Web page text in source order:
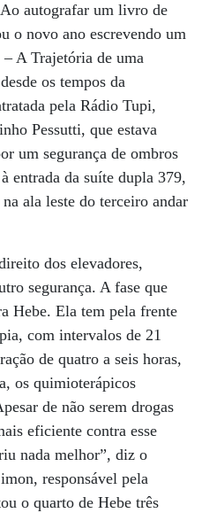
autografar um livro de
o novo ano escrevendo um
A Trajetória de uma
os tempos da
pela Rádio Tupi,
Pessutti, que estava
um segurança de ombros
entrada da suíte dupla 379,
ala leste do terceiro andar
dos elevadores,
segurança. A fase que
Hebe. Ela tem pela frente
com intervalos de 21
de quatro a seis horas,
os quimioterápicos
de não serem drogas
eficiente contra esse
nada melhor”, diz o
responsável pela
o quarto de Hebe três